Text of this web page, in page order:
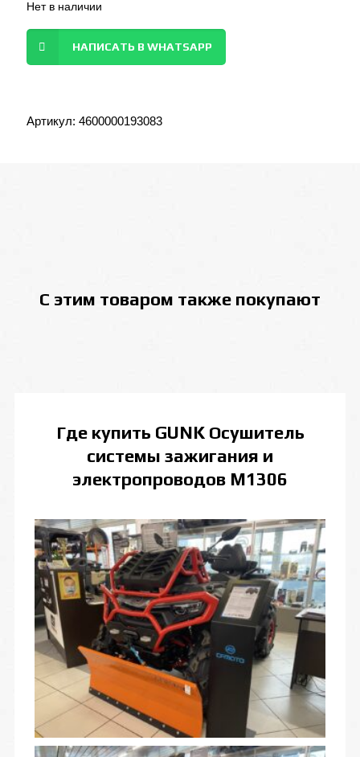
Нет в наличии
НАПИСАТЬ В WHATSAPP
Артикул: 4600000193083
С этим товаром также покупают
Где купить GUNK Осушитель
системы зажигания и
электропроводов M1306